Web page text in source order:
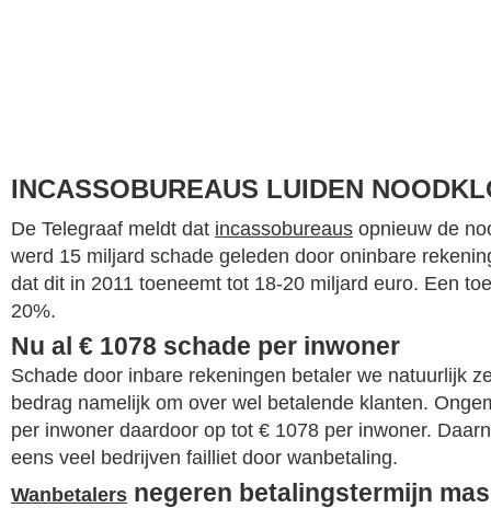
INCASSOBUREAUS LUIDEN
De Telegraaf meldt dat incassobureaus opnieuw de
werd 15 miljard schade geleden door oninbare
dat dit in 2011 toeneemt tot 18-20 miljard euro. Een
20%.
Nu al € 1078 schade per inwoner
Schade door inbare rekeningen betaler we natuurlijk
bedrag namelijk om over wel betalende klanten.
per inwoner daardoor op tot € 1078 per inwoner.
eens veel bedrijven failliet door wanbetaling.
Wanbetalers negeren betalingstermijn